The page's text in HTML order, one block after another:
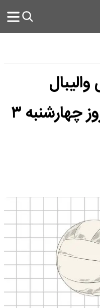
لهستان و بلژیک امروز چهارشنبه ۳